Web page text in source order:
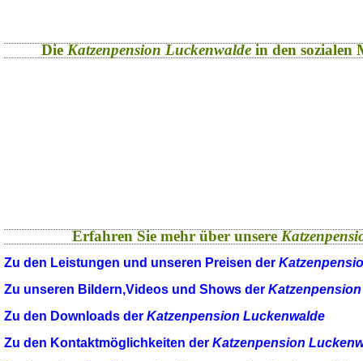
Die Katzenpension Luckenwaldein den sozialen
Erfahren Sie mehr über unsere
Zu den Leistungen und unseren Preisen der
Zu unseren Bildern,Videos und Shows der
Zu den Downloads der Katzenpension Luckenwalde
Zu den Kontaktmöglichkeiten der Katzenpension